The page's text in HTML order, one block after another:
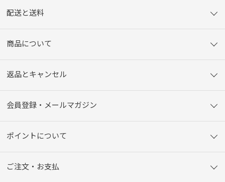
配送と送料
商品について
返品とキャンセル
会員登録・メールマガジン
ポイントについて
ご注文・お支払